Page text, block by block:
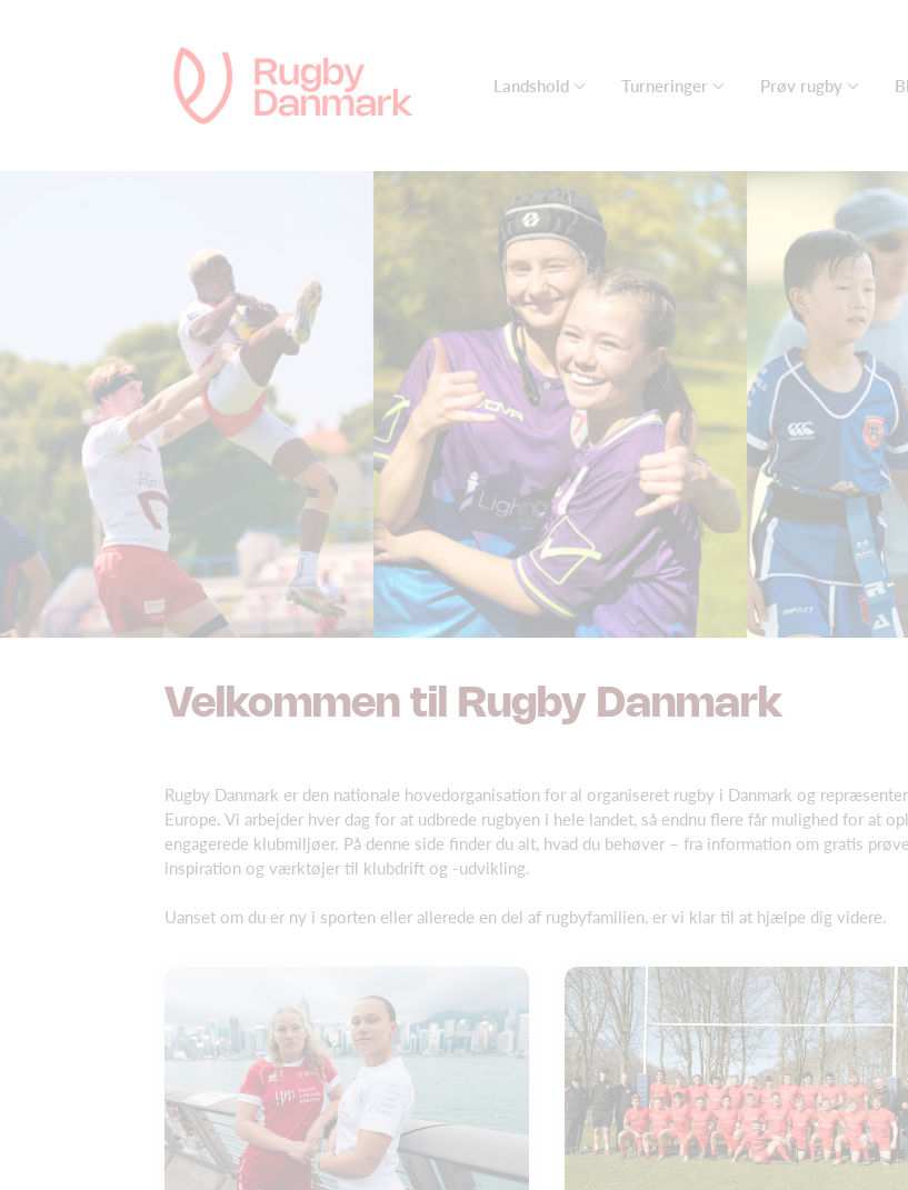
Landshold Turneringer Prøv rugby
Velkommen til Rugby Danmark
Rugby Danmark er den nationale hovedorganisation for al organiseret rugby i Danmark og
Europe. Vi arbejder hver dag for at udbrede rugbyen i hele landet, så endnu flere får mulighed for at
engagerede klubmiljøer. På denne side finder du alt, hvad du behøver – fra information om gratis
inspiration og værktøjer til klubdrift og -udvikling.
Uanset om du er ny i sporten eller allerede en del af rugbyfamilien, er vi klar til at hjælpe dig videre.